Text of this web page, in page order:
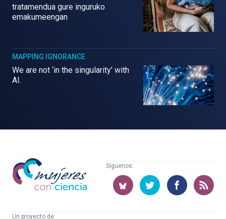
tratamendua gure inguruko
emakumeengan
MAPPING IGNORANCE
We are not ‘in the singularity’ with
AI.
Mujeres
con
ciencia
Síguenos:
Un proyecto de: